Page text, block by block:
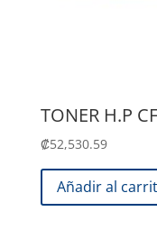
TONER H.P
₡52,530.59
Añadir al